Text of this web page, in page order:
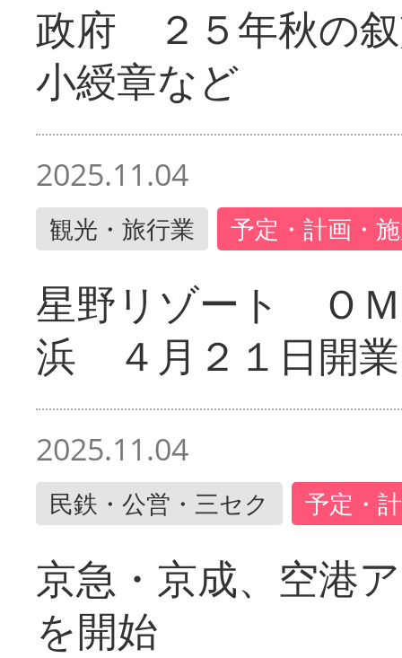
政府 ２５年秋の
小綬章など
2025.11.04
観光・旅行業 予定・計画・
星野リゾート Ｏ
浜 ４月２１日開業
2025.11.04
民鉄・公営・三セク 予定・
京急・京成、空港
を開始